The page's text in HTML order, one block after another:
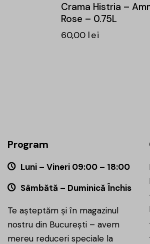
Crama Histria –
Rose – 0.75L
60,00 lei
Program
Luni – Vineri 09:00 – 18:00
Sâmbătă – Duminică Închis
Te așteptăm și în magazinul
nostru din București – avem
mereu reduceri speciale la